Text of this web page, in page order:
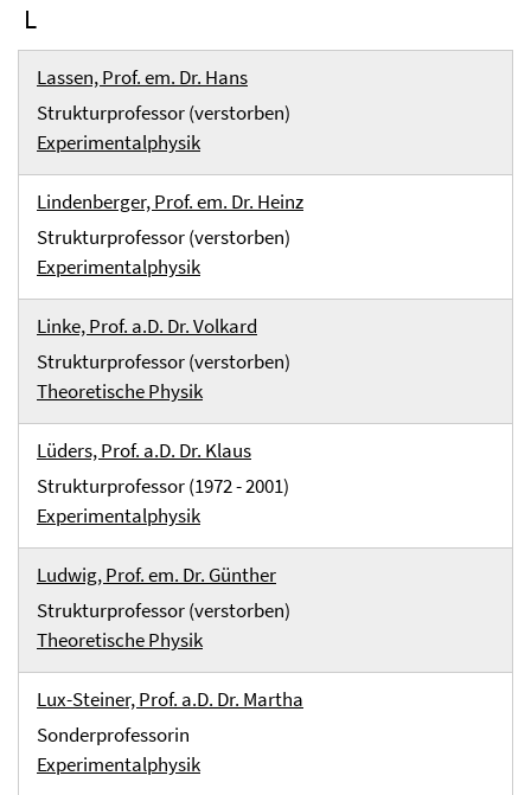
L
Lassen, Prof. em. Dr. Hans
Strukturprofessor (verstorben)
Experimentalphysik
Lindenberger, Prof. em. Dr. Heinz
Strukturprofessor (verstorben)
Experimentalphysik
Linke, Prof. a.D. Dr. Volkard
Strukturprofessor (verstorben)
Theoretische Physik
Lüders, Prof. a.D. Dr. Klaus
Strukturprofessor (1972 - 2001)
Experimentalphysik
Ludwig, Prof. em. Dr. Günther
Strukturprofessor (verstorben)
Theoretische Physik
Lux-Steiner, Prof. a.D. Dr. Martha
Sonderprofessorin
Experimentalphysik